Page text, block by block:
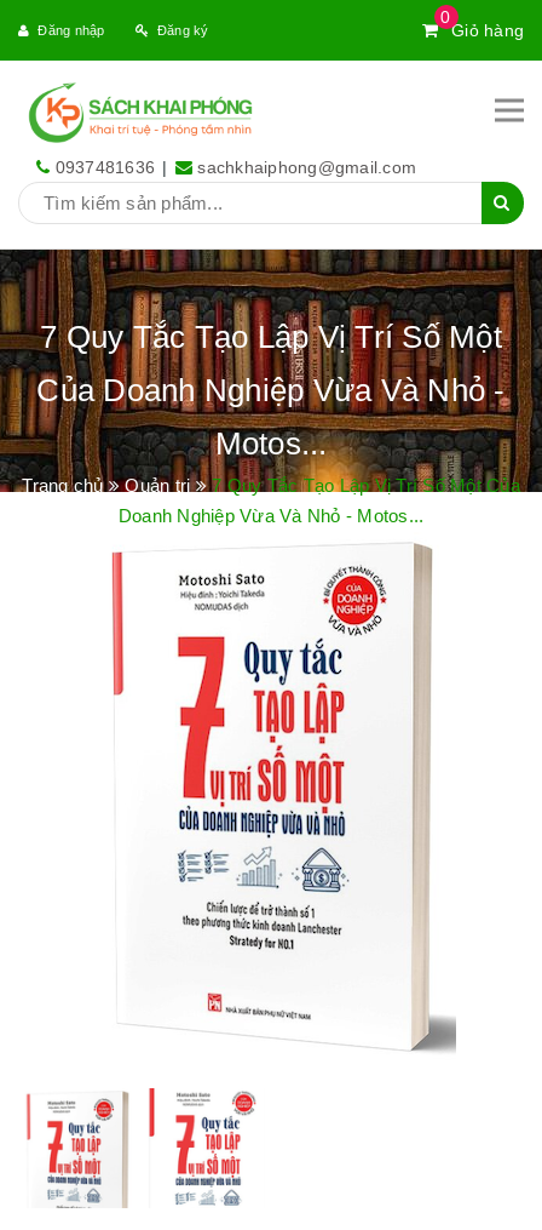
0
Giỏ hàng
Đăng nhập Đăng ký
0937481636 | sachkhaiphong@gmail.com
7 Quy Tắc Tạo Lập Vị Trí Số Một
Của Doanh Nghiệp Vừa Và Nhỏ -
Motos...
Trang chủ Quản trị
7 Quy Tắc Tạo Lập Vị Trí Số Một Của
Doanh Nghiệp Vừa Và Nhỏ - Motos...